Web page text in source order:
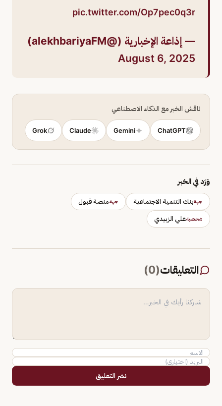
pic.twitter.com/Op7pec0q3r
— إذاعة الإخبارية (@alekhbariyaFM)
August 6, 2025
ناقش الخبر مع الذكاء الاصطناعي
ChatGPT
Gemini
Claude
Grok
وَرَد في الخبر
جهةبنك التنمية الاجتماعية جهةمنصة قبول
شخصيةعلي الزبيدي
التعليقات(
0
)
نشر التعليق